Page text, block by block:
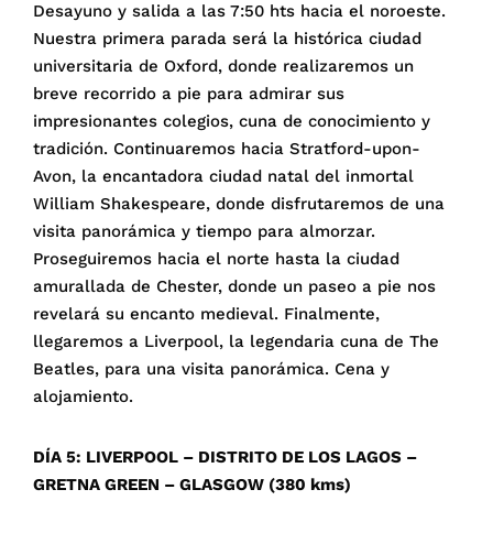
Desayuno y salida a las 7:50 hts hacia el noroeste.
Nuestra primera parada será la histórica ciudad
universitaria de Oxford, donde realizaremos un
breve recorrido a pie para admirar sus
impresionantes colegios, cuna de conocimiento y
tradición. Continuaremos hacia Stratford-upon-
Avon, la encantadora ciudad natal del inmortal
William Shakespeare, donde disfrutaremos de una
visita panorámica y tiempo para almorzar.
Proseguiremos hacia el norte hasta la ciudad
amurallada de Chester, donde un paseo a pie nos
revelará su encanto medieval. Finalmente,
llegaremos a Liverpool, la legendaria cuna de The
Beatles, para una visita panorámica. Cena y
alojamiento.
DÍA 5: LIVERPOOL – DISTRITO DE LOS LAGOS –
GRETNA GREEN – GLASGOW (380 kms)